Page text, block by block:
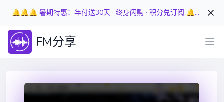
🔔🔔🔔 暑期特惠：年付送30天 · 终身闪购 · 积分兑订阅 🔔🔔🔔
FM分享